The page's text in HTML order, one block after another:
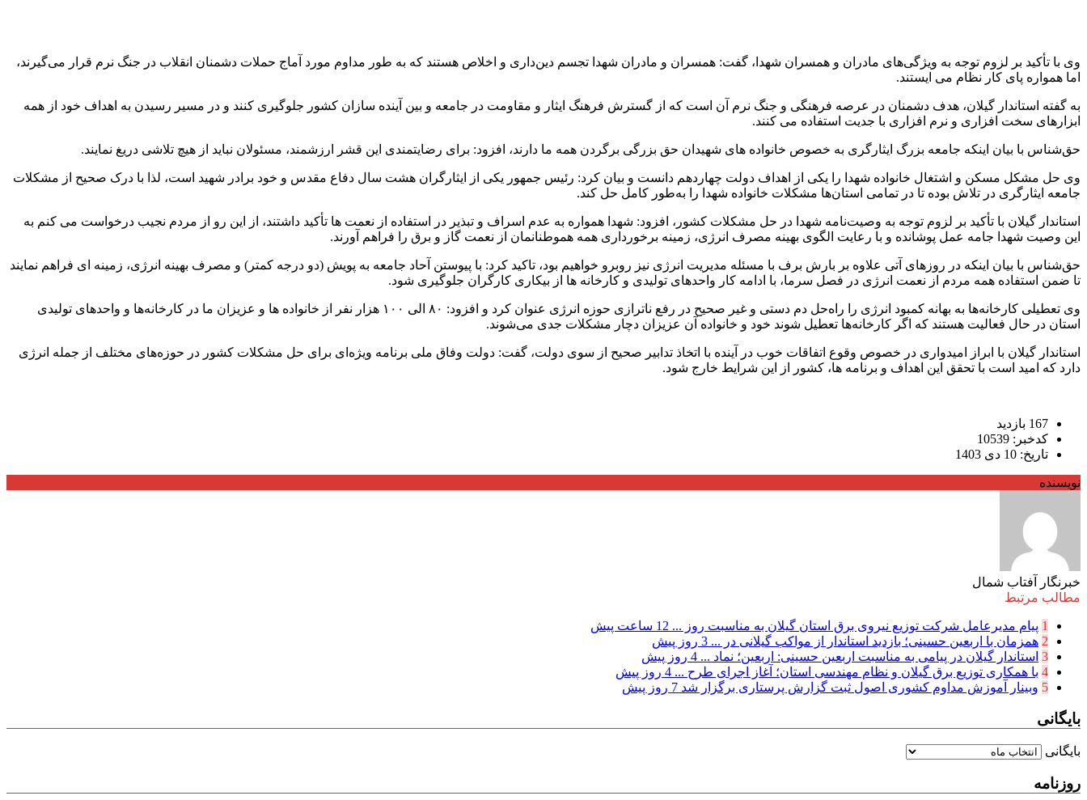
وی با تأکید بر لزوم توجه به ویژگی‌های مادران و همسران شهدا، گفت: همسران و مادران شهدا تجسم دین‌داری و اخلاص هستند که به طور مداوم مورد آماج حملات دشمنان انقلاب در جنگ نرم قرار می‌گیرند،
اما همواره پای کار نظام می ایستند.
به گفته استاندار گیلان، هدف دشمنان در عرصه فرهنگی و جنگ نرم آن است که از گسترش فرهنگ ایثار و مقاومت در جامعه و بین آینده سازان کشور جلوگیری کنند و در مسیر رسیدن به اهداف خود از همه
ابزارهای سخت افزاری و نرم افزاری با جدیت استفاده می کنند.
حق‌شناس با بیان اینکه جامعه بزرگ ایثارگری به خصوص خانواده های شهیدان حق بزرگی برگردن همه ما دارند، افزود: برای رضایتمندی این قشر ارزشمند، مسئولان نباید از هیچ تلاشی دریغ نمایند.
وی حل مشکل مسکن و اشتغال خانواده شهدا را یکی از اهداف دولت چهاردهم دانست و بیان کرد: رئیس جمهور یکی از ایثارگران هشت سال دفاع مقدس و خود برادر شهید است، لذا با درک صحیح از مشکلات
جامعه ایثارگری در تلاش بوده تا در تمامی استان‌ها مشکلات خانواده شهدا را به‌طور کامل حل کند.
استاندار گیلان با تأکید بر لزوم توجه به وصیت‌نامه شهدا در حل مشکلات کشور، افزود: شهدا همواره به عدم اسراف و تبذیر در استفاده از نعمت ها تأکید داشتند، از این رو از مردم نجیب درخواست می کنم به
این وصیت شهدا جامه عمل پوشانده و با رعایت الگوی بهینه مصرف انرژی، زمینه برخورداری همه هموطنانمان از نعمت گاز و برق را فراهم آورند.
حق‌شناس با بیان اینکه در روزهای آتی علاوه بر بارش برف با مسئله مدیریت انرژی نیز روبرو خواهیم بود، تاکید کرد: با پیوستن آحاد جامعه به پویش (دو درجه کمتر) و مصرف بهینه انرژی، زمینه ای فراهم نمایند
تا ضمن استفاده همه مردم از نعمت انرژی در فصل سرما، با ادامه کار واحدهای تولیدی و کارخانه ها از بیکاری کارگران جلوگیری شود.
وی تعطیلی کارخانه‌ها به بهانه کمبود انرژی را راه‌حل دم دستی و غیر صحیح در رفع ناترازی حوزه انرژی عنوان کرد و افزود: ۸۰ الی ۱۰۰ هزار نفر از خانواده ها و عزیزان ما در کارخانه‌ها و واحد‌های تولیدی
استان در حال فعالیت هستند که اگر کارخانه‌ها تعطیل شوند خود و خانواده آن عزیزان دچار مشکلات جدی می‌شوند.
استاندار گیلان با ابراز امیدواری در خصوص وقوع اتفاقات خوب در آینده با اتخاذ تدابیر صحیح از سوی دولت، گفت: دولت وفاق ملی برنامه ویژه‌ای برای حل مشکلات کشور در حوزه‌های مختلف از جمله انرژی
دارد که امید است با تحقق این اهداف و برنامه ها، کشور از این شرایط خارج شود.
167 بازدید
کدخبر: 10539
تاریخ: 10 دی 1403
نویسنده
خبرنگار آفتاب شمال
مطالب مرتبط
1 پیام مدیرعامل شركت توزیع نیروی برق استان گیلان به مناسبت روز ... 12 ساعت پیش
2 همزمان با اربعین حسینی؛ بازدید استاندار از مواکب گیلانی در ... 3 روز پیش
3 استاندار گیلان در پیامی به مناسبت اربعین حسینی: اربعین؛ نماد ... 4 روز پیش
4 با همکاری توزیع برق گیلان و نظام مهندسی استان؛ آغاز اجرای طرح ... 4 روز پیش
5 وبینار آموزش مداوم کشوری اصول ثبت گزارش پرستاری برگزار شد 7 روز پیش
بایگانی
بایگانی
روزنامه